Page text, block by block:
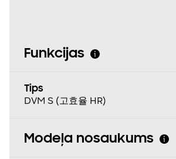
Funkcijas
Tips
DVM S (고효율 HR)
Modeļa nosaukums